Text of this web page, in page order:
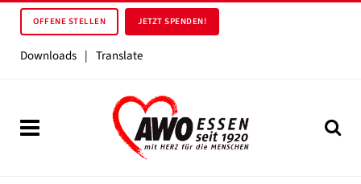
OFFENE STELLEN JETZT SPENDEN!
Downloads | Translate